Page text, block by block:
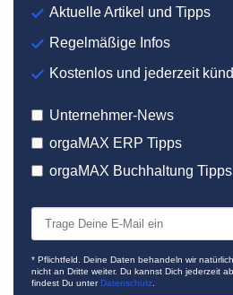
Aktuelle Artikel und Tipps
Regelmäßige Infos
Kostenlos und jederzeit
Unternehmer-News
orgaMAX ERP Tipps
orgaMAX Buchhaltung Tipps
* Pflichtfeld. Deine Daten behandeln wir
nicht an Dritte weiter. Du kannst Dich jederzeit
findest Du unterDatenschutz